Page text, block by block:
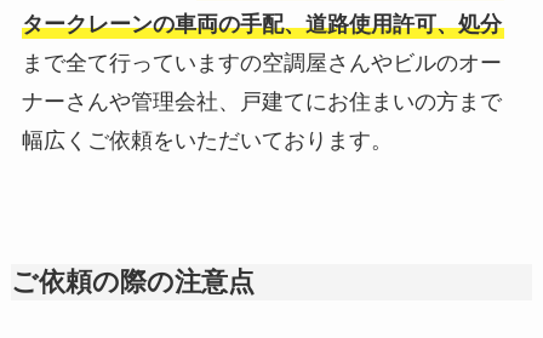
タークレーンの車両の手配、道路使用許可、処分
まで全て行っていますの空調屋さんやビルのオー
ナーさんや管理会社、戸建てにお住まいの方まで
幅広くご依頼をいただいております。
ご依頼の際の注意点